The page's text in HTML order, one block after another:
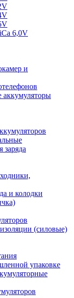
6,0V
и
заряда
и колодки
(силовые)
упаковке